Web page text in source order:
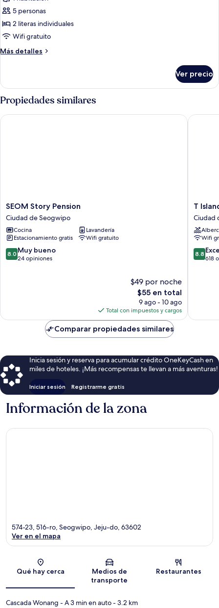
básica,
1
habitación
camellia
5 personas
2 literas individuales
Wifi gratuito
Más detalles
Más
básica,
1
habitación
(Dokchae
camellia
Ver precio
Propiedades similares
SEOM
Story
Pension
Ciudad
de
Seogwipo
SEOM Story Pension
Ciudad de Seogwipo
Cocina
Lavandería
Estacionamiento gratis
Wifi gratuito
8.0
de
8.0 Muy bueno
24 opiniones
$49 por noche
El
precio
actual
es
de
$55
$55 en total
9 ago - 10 ago
Total con impuestos y cargos
SEOM Story Pension
T
Island
Resort
Ciudad
de
T
Ciudad
Wifi
8.8
de
8.8
618
T Island
Comparar propiedades similares
Inicia sesión y reserva para acumular crédito OneKeyCash en
miles de hoteles. ¡Más recompensas te llevan a más aventuras!
Iniciar sesión Registrarme gratis
Información de la zona
Sección del mapa
574-23, 516-ro, Seogwipo, Jeju-do, 63602
Ver en el mapa
Qué hay cerca
Medios de
transporte
Restaurantes
Cascada Wonang - A 3 min en auto- 3.2 km